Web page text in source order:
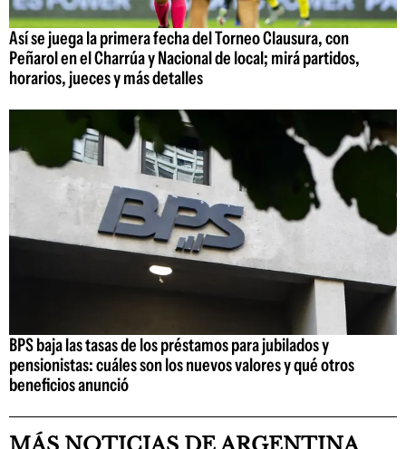
Así se juega la primera fecha del Torneo Clausura, con
Peñarol en el Charrúa y Nacional de local; mirá partidos,
horarios, jueces y más detalles
BPS baja las tasas de los préstamos para jubilados y
pensionistas: cuáles son los nuevos valores y qué otros
beneficios anunció